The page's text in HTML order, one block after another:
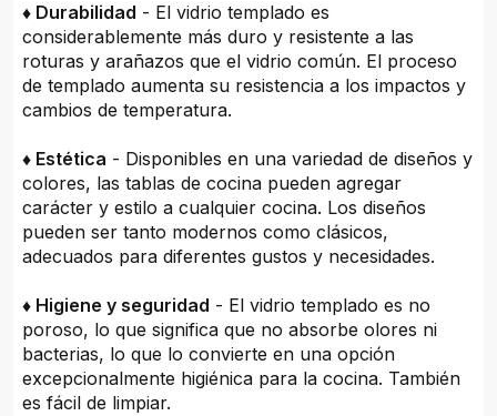
♦ Durabilidad - El vidrio templado es
considerablemente más duro y resistente a las
roturas y arañazos que el vidrio común. El proceso
de templado aumenta su resistencia a los impactos y
cambios de temperatura.
♦ Estética - Disponibles en una variedad de diseños y
colores, las tablas de cocina pueden agregar
carácter y estilo a cualquier cocina. Los diseños
pueden ser tanto modernos como clásicos,
adecuados para diferentes gustos y necesidades.
♦ Higiene y seguridad - El vidrio templado es no
poroso, lo que significa que no absorbe olores ni
bacterias, lo que lo convierte en una opción
excepcionalmente higiénica para la cocina. También
es fácil de limpiar.